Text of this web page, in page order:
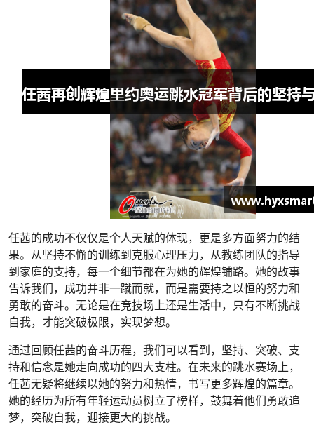
任茜的成功不仅仅是个人天赋的体现，更是多方面努力的结
果。从坚持不懈的训练到克服心理压力，从教练团队的指导
到家庭的支持，每一个细节都在为她的辉煌铺路。她的故事
告诉我们，成功并非一蹴而就，而是需要持之以恒的努力和
勇敢的奋斗。无论是在竞技场上还是生活中，只有不断挑战
自我，才能突破极限，实现梦想。
通过回顾任茜的奋斗历程，我们可以看到，坚持、突破、支
持和信念是她走向成功的四大支柱。在未来的跳水赛场上，
任茜无疑将继续以她的努力和热情，书写更多辉煌的篇章。
她的经历为所有年轻运动员树立了榜样，鼓舞着他们勇敢追
梦，突破自我，迎接更大的挑战。